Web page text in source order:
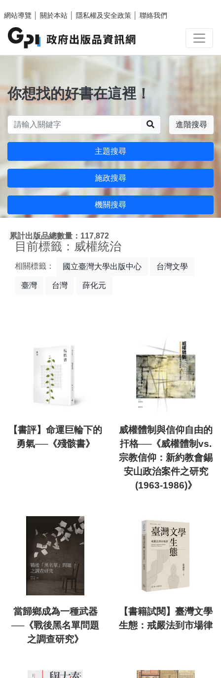
網站導覽
關於本站 隱私權及安全政策 聯絡我們
你想找的好書在這裡！
進階搜尋
主題搜尋
施政搜尋
機關搜尋
累計出版品總數量：117,872
目前標籤：威權統治
相關標籤： 國立臺灣大學出版中心 台灣文學
臺灣 台灣 薛化元
【書評】命運巨輪下的
勇氣──《殘骸書》
威權體制與信仰自由的
扞格──《威權體制vs.
宗教信仰：新約教會錫
安山政治案件之研究
(1963-1986)》
當歸鄉成為一種武器
──《戰後黑名單問題
之調查研究》
【書籍試閱】臺灣文學
生態：戒嚴法到市場律